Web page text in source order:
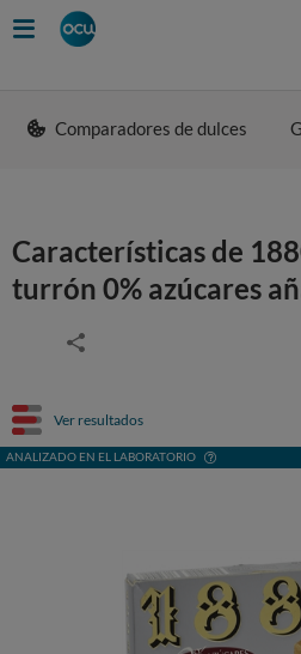
Comparadores de dulces
Características de
turrón 0% azúcares
Ver resultados
ANALIZADO EN EL LABORATORIO